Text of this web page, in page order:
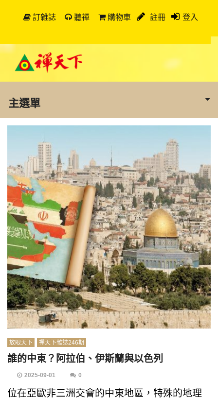
訂雜誌 聽禪 購物車 註冊 登入
主選單
放眼天下 禪天下雜誌246期
誰的中東？阿拉伯、伊斯蘭與以色列
2025-09-01 0
位在亞歐非三洲交會的中東地區，特殊的地理